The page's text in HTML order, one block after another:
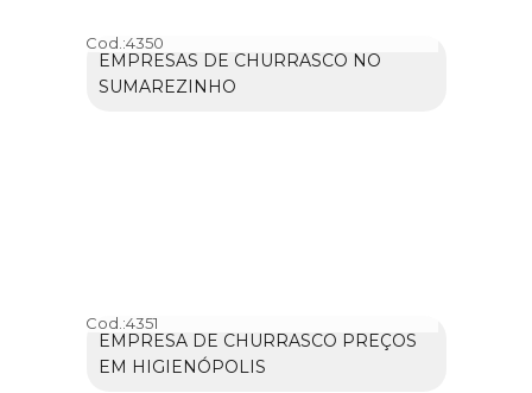
Cod.:4350
EMPRESAS DE CHURRASCO NO
SUMAREZINHO
Cod.:4351
EMPRESA DE CHURRASCO PREÇOS
EM HIGIENÓPOLIS